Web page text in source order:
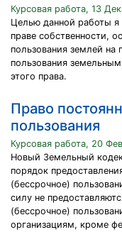
Курсовая работа, 13
Целью данной работы
праве собственности,
пользования землей на
пользования
этого права.
Право
пользования
Курсовая работа, 20
Новый Земельный
порядок
(бессрочное)
силу не
(бессрочное)
организациям, кроме